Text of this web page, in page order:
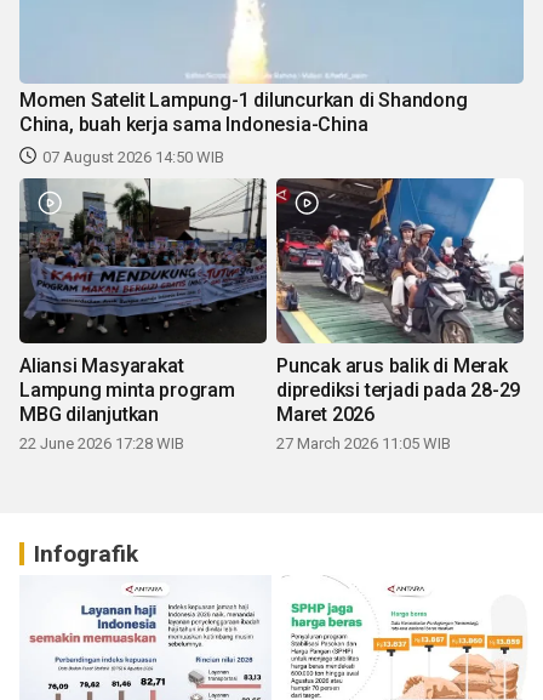
Momen Satelit Lampung-1 diluncurkan di Shandong
China, buah kerja sama Indonesia-China
07 August 2026 14:50 WIB
Aliansi Masyarakat
Lampung minta program
MBG dilanjutkan
22 June 2026 17:28 WIB
Puncak arus balik di Merak
diprediksi terjadi pada 28-29
Maret 2026
27 March 2026 11:05 WIB
Infografik